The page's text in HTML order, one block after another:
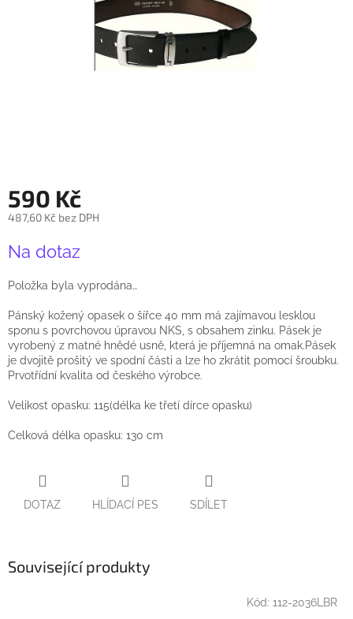
590 Kč
487,60 Kč bez DPH
cena:
Na dotaz
Položka byla vyprodána…
Pánský kožený opasek o šířce 40 mm má zajímavou lesklou
sponu s povrchovou úpravou NKS, s obsahem zinku. Pásek je
vyrobený z matné hnědé usně, která je příjemná na omak.Pásek
je dvojitě prošitý ve spodní části a lze ho zkrátit pomocí šroubku.
Prvotřídní kvalita od českého výrobce.
Velikost opasku: 115(délka ke třetí dírce opasku)
Celková délka opasku: 130 cm
DOTAZ HLÍDACÍ PES SDÍLET
Související produkty
Kód: 112-2036LBR